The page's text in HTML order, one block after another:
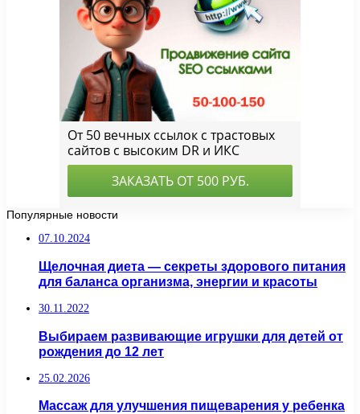
Популярные новости
07.10.2024
Щелочная диета — секреты здорового питания
для баланса организма, энергии и красоты
30.11.2022
Выбираем развивающие игрушки для детей от
рождения до 12 лет
25.02.2026
Массаж для улучшения пищеварения у ребенка